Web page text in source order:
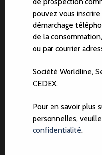
pouvez vous
démarchage
de la
ou par courrier
Société Worldline,
CEDEX.
Pour en savoir plus
personnelles,
confidentialité.